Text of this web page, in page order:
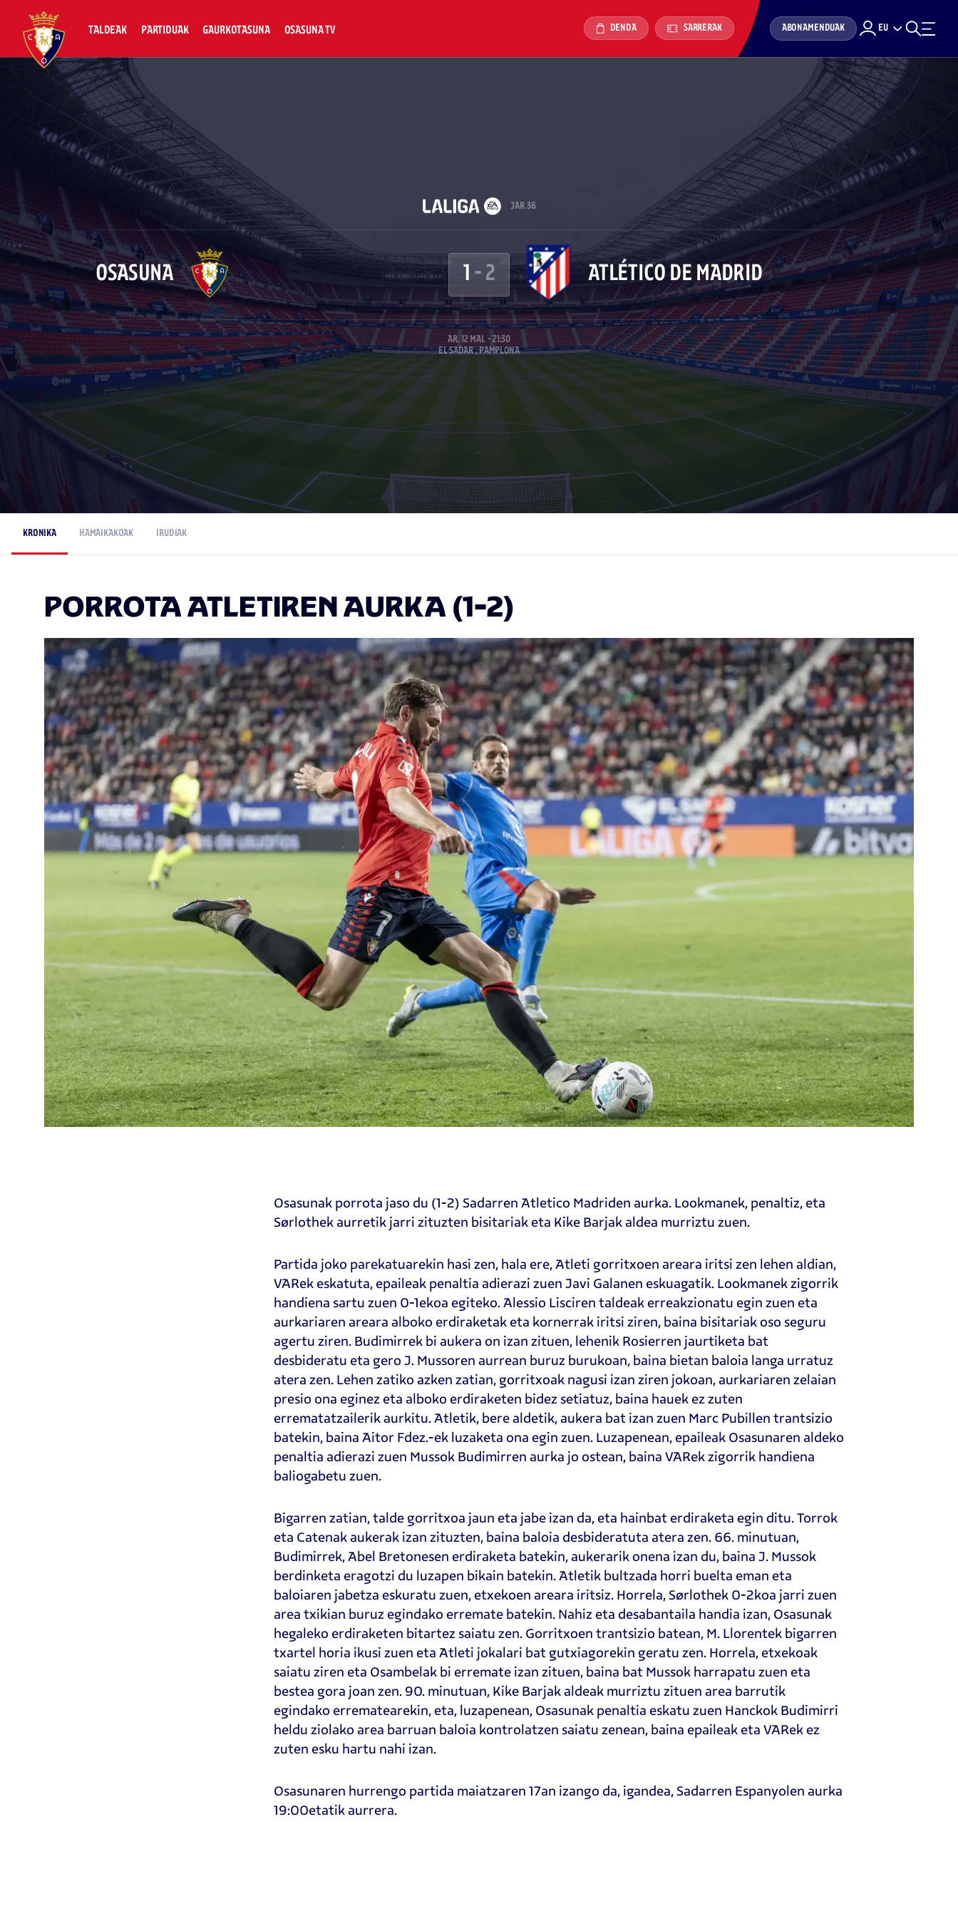
TALDEAK PARTIDUAK GAURKOTASUNA OSASUNA TV DENDA SARRERAK ABONAMENDUAK EU
JAR 36
OSASUNA 1 - 2 ATLÉTICO DE MADRID
AR. 12 MAI. - 21:30
EL SADAR , PAMPLONA
KRONIKA HAMAIKAKOAK IRUDIAK
PORROTA ATLETIREN AURKA (1-2)
Osasunak porrota jaso du (1-2) Sadarren Atletico Madriden aurka. Lookmanek, penaltiz, eta
Sørlothek aurretik jarri zituzten bisitariak eta Kike Barjak aldea murriztu zuen.
Partida joko parekatuarekin hasi zen, hala ere, Atleti gorritxoen areara iritsi zen lehen aldian,
VARek eskatuta, epaileak penaltia adierazi zuen Javi Galanen eskuagatik. Lookmanek zigorrik
handiena sartu zuen 0-1ekoa egiteko. Alessio Lisciren taldeak erreakzionatu egin zuen eta
aurkariaren areara alboko erdiraketak eta kornerrak iritsi ziren, baina bisitariak oso seguru
agertu ziren. Budimirrek bi aukera on izan zituen, lehenik Rosierren jaurtiketa bat
desbideratu eta gero J. Mussoren aurrean buruz burukoan, baina bietan baloia langa urratuz
atera zen. Lehen zatiko azken zatian, gorritxoak nagusi izan ziren jokoan, aurkariaren zelaian
presio ona eginez eta alboko erdiraketen bidez setiatuz, baina hauek ez zuten
errematatzailerik aurkitu. Atletik, bere aldetik, aukera bat izan zuen Marc Pubillen trantsizio
batekin, baina Aitor Fdez.-ek luzaketa ona egin zuen. Luzapenean, epaileak Osasunaren aldeko
penaltia adierazi zuen Mussok Budimirren aurka jo ostean, baina VARek zigorrik handiena
baliogabetu zuen.
Bigarren zatian, talde gorritxoa jaun eta jabe izan da, eta hainbat erdiraketa egin ditu. Torrok
eta Catenak aukerak izan zituzten, baina baloia desbideratuta atera zen. 66. minutuan,
Budimirrek, Abel Bretonesen erdiraketa batekin, aukerarik onena izan du, baina J. Mussok
berdinketa eragotzi du luzapen bikain batekin. Atletik bultzada horri buelta eman eta
baloiaren jabetza eskuratu zuen, etxekoen areara iritsiz. Horrela, Sørlothek 0-2koa jarri zuen
area txikian buruz egindako erremate batekin. Nahiz eta desabantaila handia izan, Osasunak
hegaleko erdiraketen bitartez saiatu zen. Gorritxoen trantsizio batean, M. Llorentek bigarren
txartel horia ikusi zuen eta Atleti jokalari bat gutxiagorekin geratu zen. Horrela, etxekoak
saiatu ziren eta Osambelak bi erremate izan zituen, baina bat Mussok harrapatu zuen eta
bestea gora joan zen. 90. minutuan, Kike Barjak aldeak murriztu zituen area barrutik
egindako errematearekin, eta, luzapenean, Osasunak penaltia eskatu zuen Hanckok Budimirri
heldu ziolako area barruan baloia kontrolatzen saiatu zenean, baina epaileak eta VARek ez
zuten esku hartu nahi izan.
Osasunaren hurrengo partida maiatzaren 17an izango da, igandea, Sadarren Espanyolen aurka
19:00etatik aurrera.